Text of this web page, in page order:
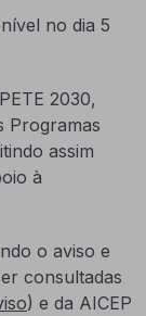
no dia 5
2030,
Programas
assim
à
o aviso e
consultadas
) e da AICEP